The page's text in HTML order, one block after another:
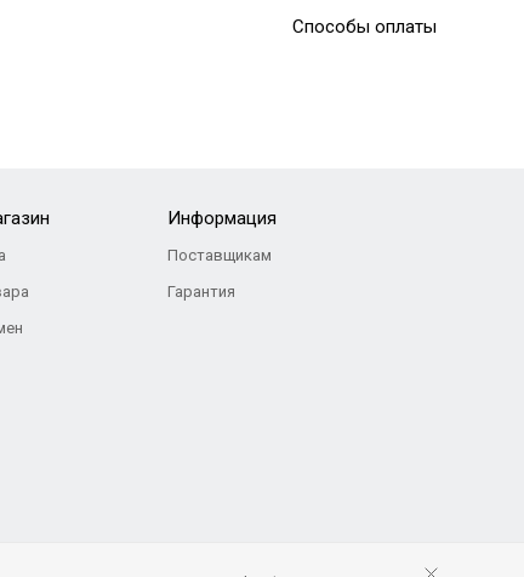
Способы оплаты
Информация
Поставщикам
Гарантия